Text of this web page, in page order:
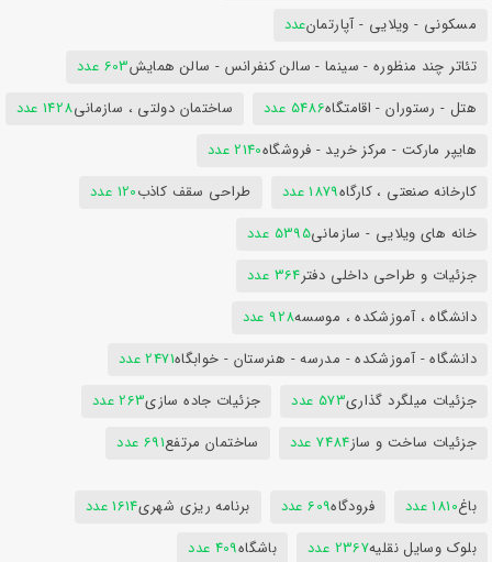
مسکونی - ویلایی - آپارتمانعدد
تئاتر چند منظوره - سینما - سالن کنفرانس - سالن همایش603 عدد
هتل - رستوران - اقامتگاه5486 عدد ساختمان دولتی ، سازمانی1428 عدد
هایپر مارکت - مرکز خرید - فروشگاه2140 عدد
کارخانه صنعتی ، کارگاه1879 عدد طراحی سقف کاذب120 عدد
خانه های ویلایی - سازمانی5395 عدد
جزئیات و طراحی داخلی دفتر364 عدد
دانشگاه ، آموزشکده ، موسسه928 عدد
دانشگاه - آموزشکده - مدرسه - هنرستان - خوابگاه2471 عدد
جزئیات میلگرد گذاری573 عدد جزئیات جاده سازی263 عدد
جزئیات ساخت و ساز7484 عدد ساختمان مرتفع691 عدد
باغ1810 عدد فرودگاه609 عدد برنامه ریزی شهری1614 عدد
بلوک وسایل نقلیه2367 عدد باشگاه409 عدد